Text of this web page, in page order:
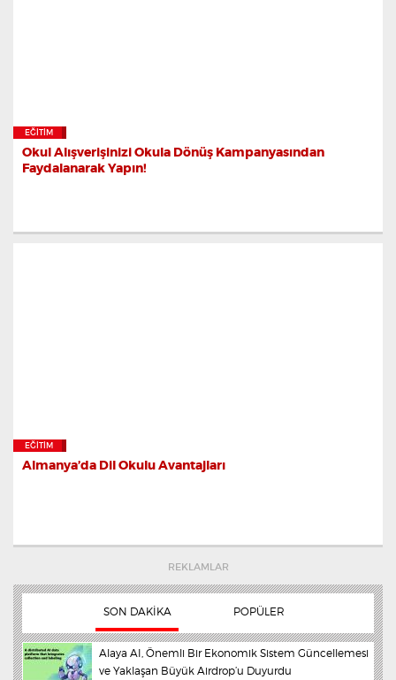
EĞITIM
Okul Alışverişinizi Okula Dönüş Kampanyasından
Faydalanarak Yapın!
EĞITIM
Almanya’da Dil Okulu Avantajları
REKLAMLAR
SON DAKİKA POPÜLER
Alaya AI, Önemli Bir Ekonomik Sistem Güncellemesi
ve Yaklaşan Büyük Airdrop’u Duyurdu
İmparator'un sağlık durumunda son durum